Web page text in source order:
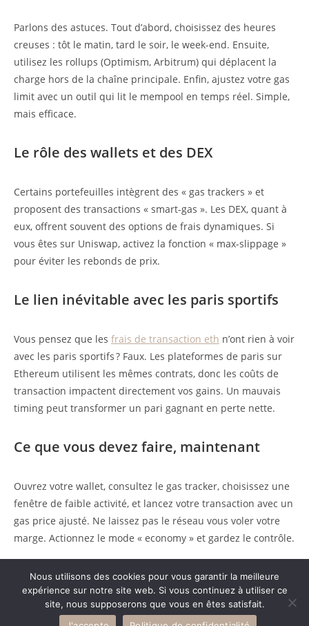
Parlons des astuces. Tout d’abord, choisissez des heures
creuses : tôt le matin, tard le soir, le week-end. Ensuite,
utilisez les rollups (Optimism, Arbitrum) qui déplacent la
charge hors de la chaîne principale. Enfin, ajustez votre gas
limit avec un outil qui lit le mempool en temps réel. Simple,
mais efficace.
Le rôle des wallets et des DEX
Certains portefeuilles intègrent des « gas trackers » et
proposent des transactions « smart-gas ». Les DEX, quant à
eux, offrent souvent des options de frais dynamiques. Si
vous êtes sur Uniswap, activez la fonction « max-slippage »
pour éviter les rebonds de prix.
Le lien inévitable avec les paris sportifs
Vous pensez que les frais de transaction eth n’ont rien à voir
avec les paris sportifs ? Faux. Les plateformes de paris sur
Ethereum utilisent les mêmes contrats, donc les coûts de
transaction impactent directement vos gains. Un mauvais
timing peut transformer un pari gagnant en perte nette.
Ce que vous devez faire, maintenant
Ouvrez votre wallet, consultez le gas tracker, choisissez une
fenêtre de faible activité, et lancez votre transaction avec un
gas price ajusté. Ne laissez pas le réseau vous voler votre
marge. Actionnez le mode « economy » et gardez le contrôle.
2026 Chrys Guidance - Mentions légales- Politique de confidentialité
Nous utilisons des cookies pour vous garantir la meilleure
expérience sur notre site web. Si vous continuez à utiliser ce
site, nous supposerons que vous en êtes satisfait.